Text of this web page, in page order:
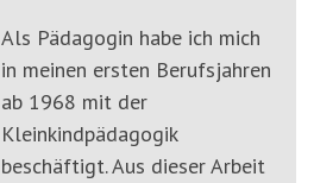
Als Pädagogin habe ich mich
in meinen ersten Berufsjahren
ab 1968 mit der
Kleinkindpädagogik
beschäftigt. Aus dieser Arbeit